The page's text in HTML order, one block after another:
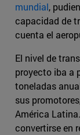
mundial,
capacidad de
cuenta el
El nivel de
proyecto iba a
toneladas
sus
América
convertirse en